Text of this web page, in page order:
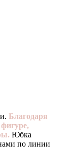
Благодаря
Юбка
по линии